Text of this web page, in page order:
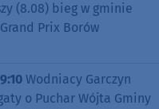
(8.08) bieg w gminie
Prix Borów
Wodniacy Garczyn
o Puchar Wójta Gminy